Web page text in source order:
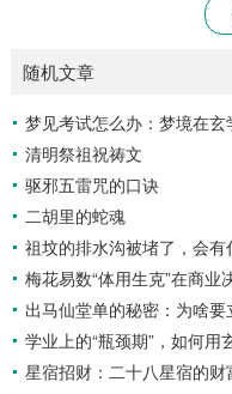
随机文章
梦见考试怎么办：梦境在
清明祭祖祝祷文
驱邪五雷咒的口诀
二胡里的蛇魂
祖坟的排水沟被堵了，会有
梅花易数“体用生克”在商业
出马仙堂单的秘密：为啥要
学业上的“瓶颈期”，如何用
星宿招财：二十八星宿的财